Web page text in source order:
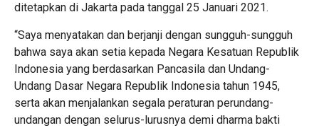
ditetapkan di Jakarta pada tanggal 25 Januari 2021.
“Saya menyatakan dan berjanji dengan sungguh-sungguh
bahwa saya akan setia kepada Negara Kesatuan Republik
Indonesia yang berdasarkan Pancasila dan Undang-
Undang Dasar Negara Republik Indonesia tahun 1945,
serta akan menjalankan segala peraturan perundang-
undangan dengan selurus-lurusnya demi dharma bakti